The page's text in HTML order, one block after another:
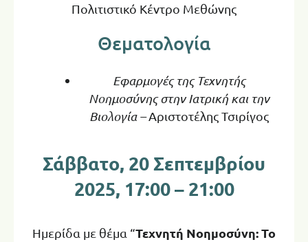
Πολιτιστικό Κέντρο Μεθώνης
Θεματολογία
Εφαρμογές της Τεχνητής
Νοημοσύνης στην Ιατρική και την
Βιολογία –Αριστοτέλης Τσιρίγος
Σάββατο, 20 Σεπτεμβρίου
2025, 17:00 – 21:00
Ημερίδα με θέμα “Τεχνητή Νοημοσύνη: Το